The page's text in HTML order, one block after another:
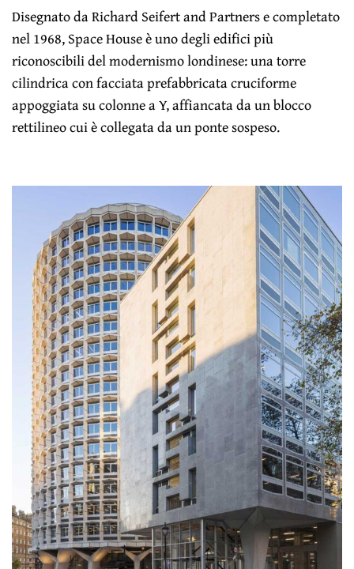
Disegnato da Richard Seifert and Partners e completato
nel 1968, Space House è uno degli edifici più
riconoscibili del modernismo londinese: una torre
cilindrica con facciata prefabbricata cruciforme
appoggiata su colonne a Y, affiancata da un blocco
rettilineo cui è collegata da un ponte sospeso.